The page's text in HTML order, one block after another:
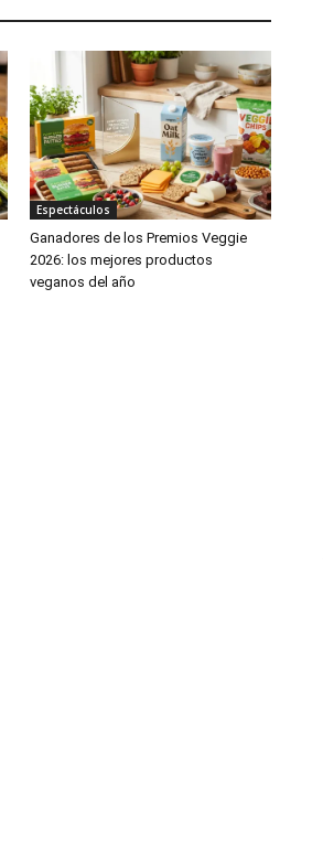
Espectáculos
Ganadores de los Premios Veggie
2026: los mejores productos
veganos del año